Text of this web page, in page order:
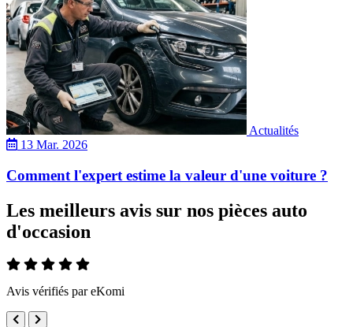
Actualités
13 Mar. 2026
Comment l'expert estime la valeur d'une voiture ?
Les meilleurs avis sur nos pièces auto
d'occasion
Avis vérifiés par eKomi